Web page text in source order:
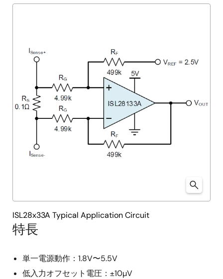
tree
tree
特長
単一電源動作：1.8V〜5.5V
低入力オフセット電圧：±10µV
ISL28x33A Typical Application Circuit